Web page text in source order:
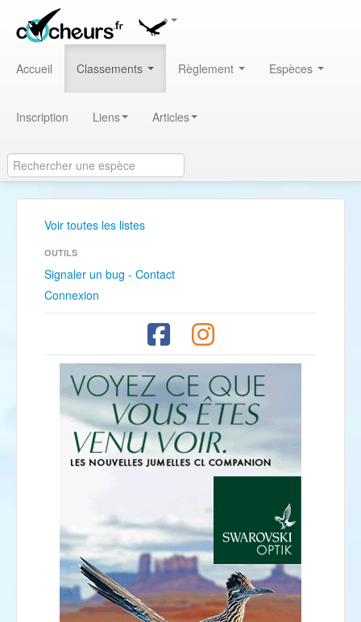
Accueil Classements Règlement Espèces
Inscription Liens Articles
Voir toutes les listes
OUTILS
Signaler un bug - Contact
Connexion